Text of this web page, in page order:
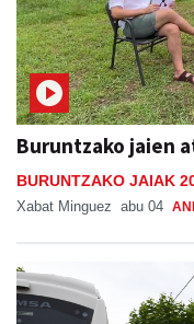
Buruntzako jaien
BURUNTZAKO JAIAK
Xabat Minguez abu 04